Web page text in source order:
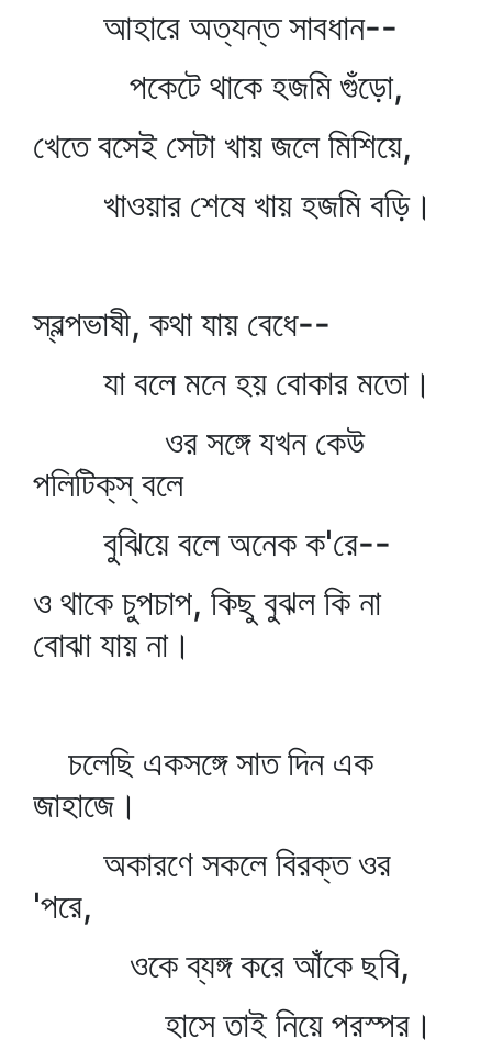
আহারে অত্যন্ত সাবধান--
পকেটে থাকে হজমি গুঁড়ো,
খেতে বসেই সেটা খায় জলে মিশিয়ে,
খাওয়ার শেষে খায় হজমি বড়ি।
স্বল্পভাষী, কথা যায় বেধে--
যা বলে মনে হয় বোকার মতো।
ওর সঙ্গে যখন কেউ
পলিটিক্‌স্‌ বলে
বুঝিয়ে বলে অনেক ক'রে--
ও থাকে চুপচাপ, কিছু বুঝল কি না
বোঝা যায় না।
চলেছি একসঙ্গে সাত দিন এক
জাহাজে।
অকারণে সকলে বিরক্ত ওর
'পরে,
ওকে ব্যঙ্গ করে আঁকে ছবি,
হাসে তাই নিয়ে পরস্পর।